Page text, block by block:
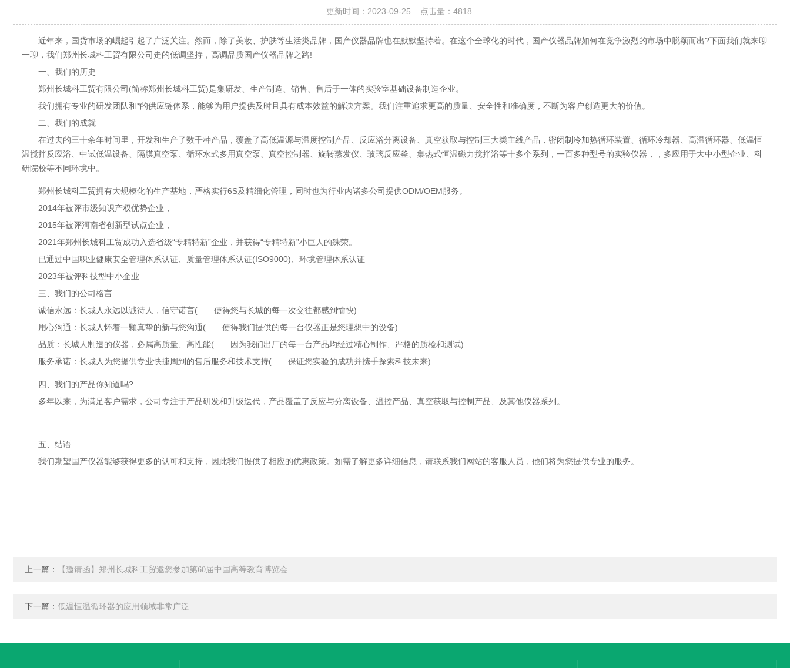
更新时间：2023-09-25 点击量： 4818
近年来，国货市场的崛起引起了广泛关注。然而，除了美妆、护肤等生活类品牌，国产仪器品牌也在默默坚持着。在这个全球化的时代，国产仪器品牌如何在竞争激烈的市场中脱颖而出?下面我们就来聊
一聊，我们郑州长城科工贸有限公司走的低调坚持，高调品质国产仪器品牌之路!
一、我们的历史
郑州长城科工贸有限公司(简称郑州长城科工贸)是集研发、生产制造、销售、售后于一体的实验室基础设备制造企业。
我们拥有专业的研发团队和*的供应链体系，能够为用户提供及时且具有成本效益的解决方案。我们注重追求更高的质量、安全性和准确度，不断为客户创造更大的价值。
二、我们的成就
在过去的三十余年时间里，开发和生产了数千种产品，覆盖了高低温源与温度控制产品、反应浴分离设备、真空获取与控制三大类主线产品，密闭制冷加热循环装置、循环冷却器、高温循环器、低温恒
温搅拌反应浴、中试低温设备、隔膜真空泵、循环水式多用真空泵、真空控制器、旋转蒸发仪、玻璃反应釜、集热式恒温磁力搅拌浴等十多个系列，一百多种型号的实验仪器，，多应用于大中小型企业、科
研院校等不同环境中。
郑州长城科工贸拥有大规模化的生产基地，严格实行6S及精细化管理，同时也为行业内诸多公司提供ODM/OEM服务。
2014年被评市级知识产权优势企业，
2015年被评河南省创新型试点企业，
2021年郑州长城科工贸成功入选省级“专精特新”企业，并获得“专精特新”小巨人的殊荣。
已通过中国职业健康安全管理体系认证、质量管理体系认证(ISO9000)、环境管理体系认证
2023年被评科技型中小企业
三、我们的公司格言
诚信永远：长城人永远以诚待人，信守诺言(——使得您与长城的每一次交往都感到愉快)
用心沟通：长城人怀着一颗真挚的新与您沟通(——使得我们提供的每一台仪器正是您理想中的设备)
品质：长城人制造的仪器，必属高质量、高性能(——因为我们出厂的每一台产品均经过精心制作、严格的质检和测试)
服务承诺：长城人为您提供专业快捷周到的售后服务和技术支持(——保证您实验的成功并携手探索科技未来)
四、我们的产品你知道吗?
多年以来，为满足客户需求，公司专注于产品研发和升级迭代，产品覆盖了反应与分离设备、温控产品、真空获取与控制产品、及其他仪器系列。
五、结语
我们期望国产仪器能够获得更多的认可和支持，因此我们提供了相应的优惠政策。如需了解更多详细信息，请联系我们网站的客服人员，他们将为您提供专业的服务。
上一篇： 【邀请函】郑州长城科工贸邀您参加第60届中国高等教育博览会
下一篇： 低温恒温循环器的应用领域非常广泛